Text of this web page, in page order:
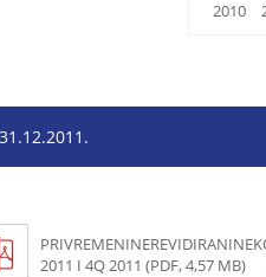
2010
31.12.2011.
2011 I 4Q 2011 (PDF, 4,57 MB)